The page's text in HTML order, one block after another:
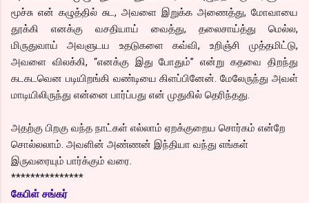
மூச்சு என் கழுத்தில் சுட, அவளை இறுக்க அணைத்து, மோவாயை
தூக்கி எனக்கு வசதியாய் வைத்து, தலைசாய்த்து மெல்ல,
மிருதுவாய் அவளுடய உதடுகளை கவ்வி, உறிஞ்சி முத்தமிட்டு,
அவளை விலக்கி, “எனக்கு இது போதும்” என்று கதவை திறந்து
கடகடவென படியிறங்கி வண்டியை கிளப்பினேன். மேலேருந்து அவள்
மாடியிலிருந்து என்னை பார்ப்பது என் முதுகில் தெரிந்தது.
அதற்கு பிறகு வந்த நாட்கள் எல்லாம் ஏறக்குறைய சொர்கம் என்றே
சொல்லலாம். அவளின் அண்ணன் இந்தியா வந்து எங்கள்
இருவரையும் பார்க்கும் வரை.
***************
கேபிள் சங்கர்